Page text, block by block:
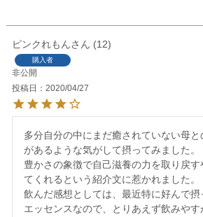
ピンクれもん 12
購入者
非公開
投稿日
2020/04/27
多分自分の中にまだ癒されていない母
があるような気がして摂ってみました。
豊かさの象徴で自己滋養の力を取り戻
てくれるという紹介文に惹かれました。
飲んだ感想としては、最近特に好んで
エッセンスなので、とりあえず飲みやす